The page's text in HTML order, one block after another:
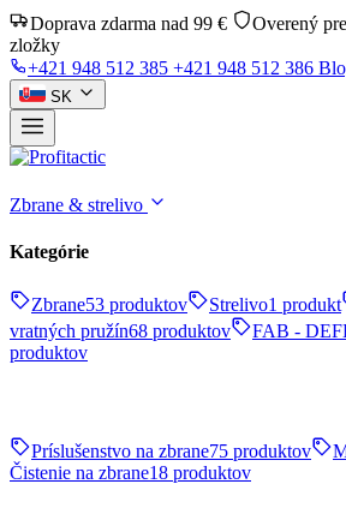
Doprava zdarma nad 99 €
Overený
zložky
+421 948 512 385 +421 948 512 386
SK
Zbrane & strelivo
Kategórie
Zbrane53 produktov Strelivo1 produkt
vratných pružín68 produktov FAB -
produktov
Príslušenstvo na zbrane75 produktov
Čistenie na zbrane18 produktov